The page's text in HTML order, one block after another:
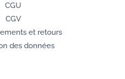
CGU
CGV
et retours
des données